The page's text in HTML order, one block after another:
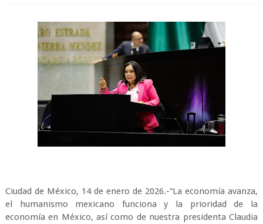
Ciudad de México, 14 de enero de 2026.-“La economía avanza,
el humanismo mexicano funciona y la prioridad de la
economía en México, así como de nuestra presidenta Claudia